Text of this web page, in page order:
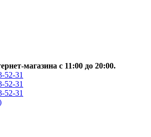
магазина с 11:00 до 20:00.
52-31
52-31
52-31